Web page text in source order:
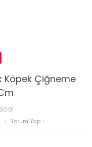
Köpek Çiğneme
Yorum Yap